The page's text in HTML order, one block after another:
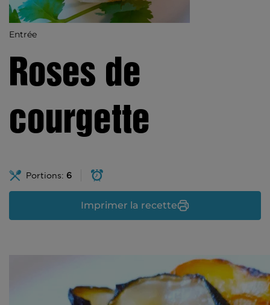
Entrée
Roses de
courgette
Portions: 6
Imprimer la recette